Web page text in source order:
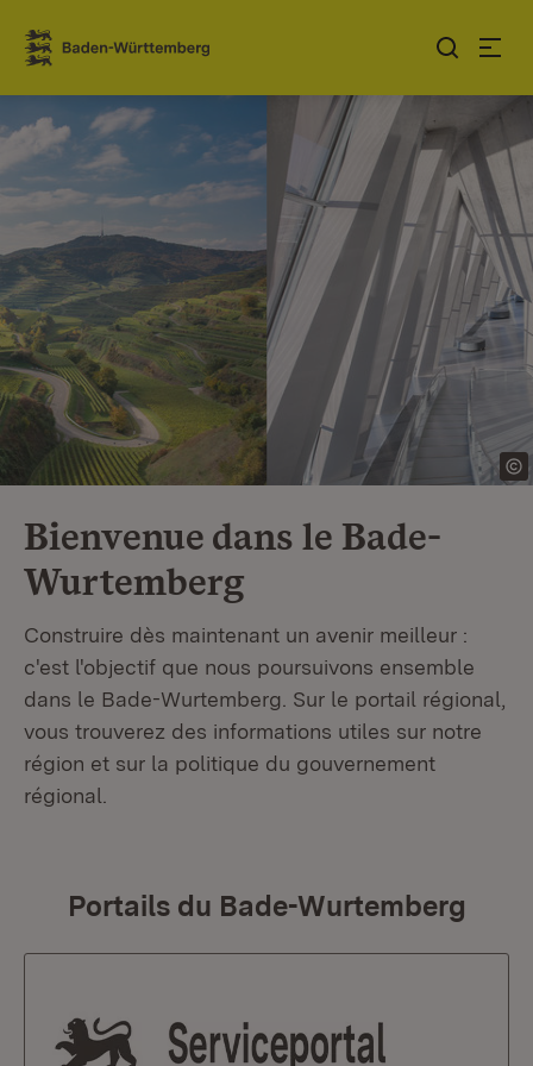
Sauter au contenu
Link zur Startseite
Bienvenue dans le Bade-
Wurtemberg
Construire dès maintenant un avenir meilleur :
c'est l'objectif que nous poursuivons ensemble
dans le Bade-Wurtemberg. Sur le portail régional,
vous trouverez des informations utiles sur notre
région et sur la politique du gouvernement
régional.
Portails du Bade-Wurtemberg